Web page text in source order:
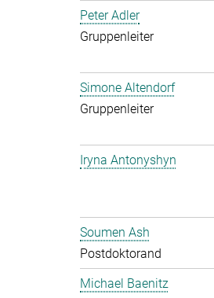
Peter Adler
Gruppenleiter
Simone Altendorf
Gruppenleiter
Iryna Antonyshyn
Soumen Ash
Postdoktorand
Michael Baenitz